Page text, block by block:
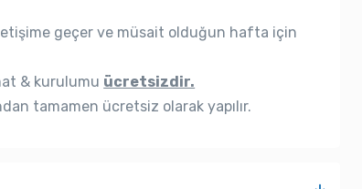
geçer ve müsait olduğun hafta için
& kurulumu ücretsizdir.
tamamen ücretsiz olarak yapılır.